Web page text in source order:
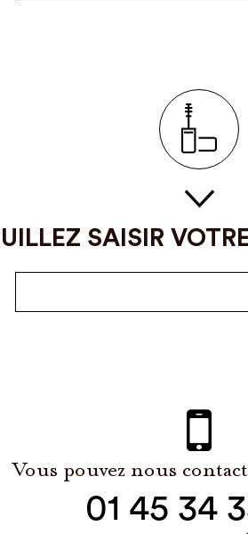
SAISIR
Vous pouvez nous
01 45 34